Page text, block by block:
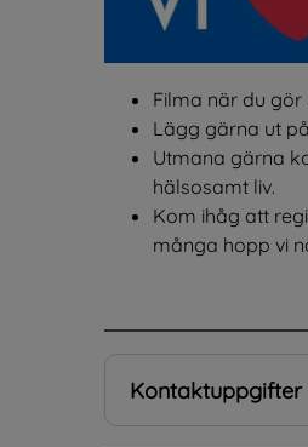
Filma när du gör
Lägg gärna ut
Utmana gärna
hälsosamt liv.
Kom ihåg att
många hopp vi
Kontaktuppgifter